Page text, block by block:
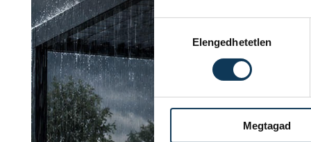
Elengedhetetlen
Megtagad